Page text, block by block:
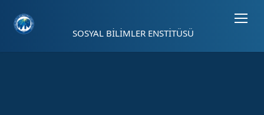
SOSYAL BİLİMLER ENSTİTÜSÜ